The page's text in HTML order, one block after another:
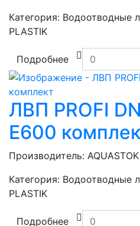
Категория: Водоотводные
PLASTIK
Подробнее
ЛВП PROFI
E600
Производитель: AQUASTOK
Категория: Водоотводные
PLASTIK
Подробнее